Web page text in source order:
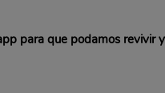
para que podamos revivir